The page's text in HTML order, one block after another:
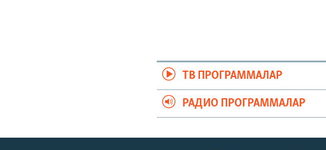
ТВ ПРОГРАММАЛАР
РАДИО ПРОГРАММАЛАР